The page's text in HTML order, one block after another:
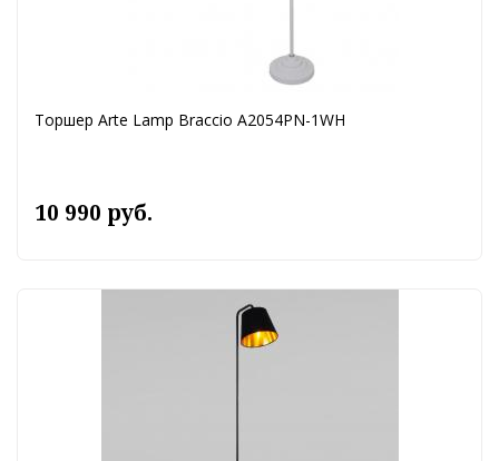
Торшер Arte Lamp Braccio A2054PN-1WH
10 990 руб.